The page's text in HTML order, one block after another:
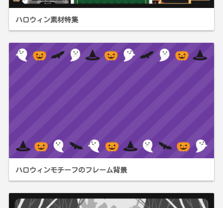
ハロウィン素材特集
ハロウィンモチーフのフレーム背景